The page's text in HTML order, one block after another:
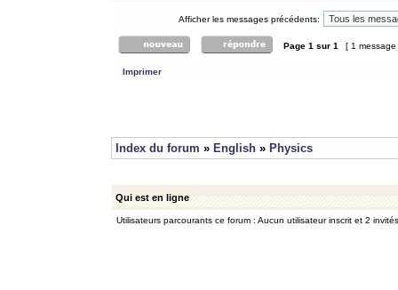
Afficher les messages précédents:
Page 1 sur 1 [ 1
Imprimer
Index du forum » English » Physics
Qui est en ligne
Utilisateurs parcourants ce forum : Aucun utilisateur inscrit et 2 invités